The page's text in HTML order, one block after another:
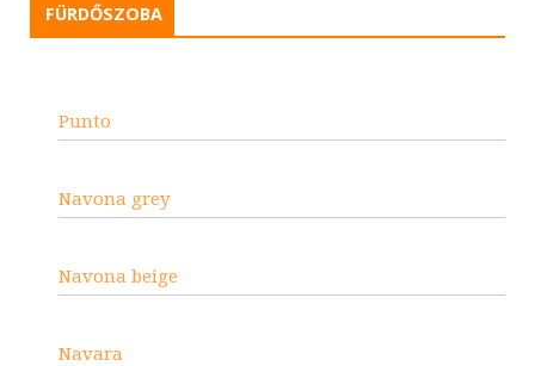
FÜRDŐSZOBA
Punto
Navona grey
Navona beige
Navara